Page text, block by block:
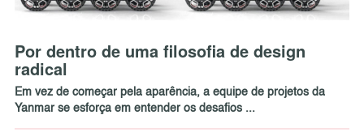
Por dentro de uma filosofia de design
radical
Em vez de começar pela aparência, a equipe de projetos da
Yanmar se esforça em entender os desafios ...